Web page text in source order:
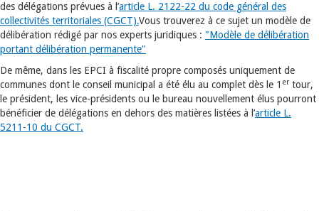
des délégations prévues à l’article L. 2122-22 du code général des
collectivités territoriales (CGCT).Vous trouverez à ce sujet un modèle de
délibération rédigé par nos experts juridiques : "Modèle de délibération
portant délibération permanente"
De même, dans les EPCI à fiscalité propre composés uniquement de
communes dont le conseil municipal a été élu au complet dès le 1 er tour,
le président, les vice-présidents ou le bureau nouvellement élus pourront
bénéficier de délégations en dehors des matières listées à l’article L.
5211-10 du CGCT.